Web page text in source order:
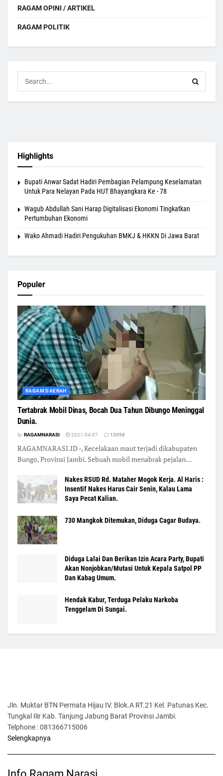
RAGAM OPINI / ARTIKEL
RAGAM POLITIK
Highlights
Bupati Anwar Sadat Hadiri Pembagian Pelampung Keselamatan
Untuk Para Nelayan Pada HUT Bhayangkara Ke - 78
Wagub Abdullah Sani Harap Digitalisasi Ekonomi Tingkatkan
Pertumbuhan Ekonomi
Wako Ahmadi Hadiri Pengukuhan BMKJ & HKKN Di Jawa Barat
Populer
RAGAM DAERAH
Tertabrak Mobil Dinas, Bocah Dua Tahun Dibungo Meninggal
Dunia.
by RAGAMNARASI 2021-04-07 12058
RAGAMNARASI.ID -, Kecelakaan maut terjadi dikabupaten
Bungo, Provinsi Jambi. Sebuah mobil menabrak pejalan…
Nakes RSUD Rd. Mataher Mogok Kerja. Al Haris :
Insentif Nakes Harus Cair Senin, Kalau Lama
Saya Pecat Kalian.
730 Mangkok Ditemukan, Diduga Cagar Budaya.
Diduga Lalai Dan Berikan Izin Acara Party, Bupati
Akan Nonjobkan/Mutasi Untuk Kepala Satpol PP
Dan Kabag Umum.
Hendak Kabur, Terduga Pelaku Narkoba
Tenggelam Di Sungai.
Jln. Muktar BTN Permata Hijau IV. Blok.A RT.21 Kel. Patunas Kec.
Tungkal Ilir Kab. Tanjung Jabung Barat Provinsi Jambi.
Telphone : 081366715006
Selengkapnya